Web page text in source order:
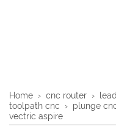
Home › cnc router ›
toolpath cnc › plunge
vectric aspire